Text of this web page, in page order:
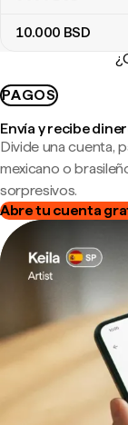
10.000 BSD
PAGOS
Envía y recibe
Divide una cuenta,
mexicano o
sorpresivos.
Abre tu cuenta